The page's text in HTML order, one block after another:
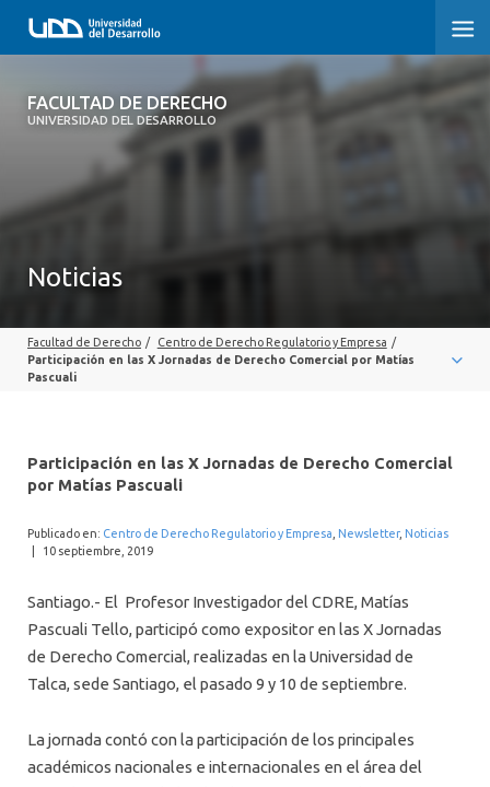
FACULTAD DE DERECHO
UNIVERSIDAD DEL DESARROLLO
FACULTAD DE DERECHO
SOBRE LA FACULTAD
PROFESORES
INTERNACIONAL
Noticias
Facultad de Derecho / Centro de Derecho Regulatorio y Empresa /
Participación en las X Jornadas de Derecho Comercial por Matías
Pascuali
Participación en las X Jornadas de Derecho Comercial
por Matías Pascuali
Publicado en: Centro de Derecho Regulatorio y Empresa Newsletter, Noticias
10 septiembre, 2019
Santiago.- El Profesor Investigador del CDRE, Matías
Pascuali Tello, participó como expositor en las X Jornadas
de Derecho Comercial, realizadas en la Universidad de
Talca, sede Santiago, el pasado 9 y 10 de septiembre.
La jornada contó con la participación de los principales
académicos nacionales e internacionales en el área del